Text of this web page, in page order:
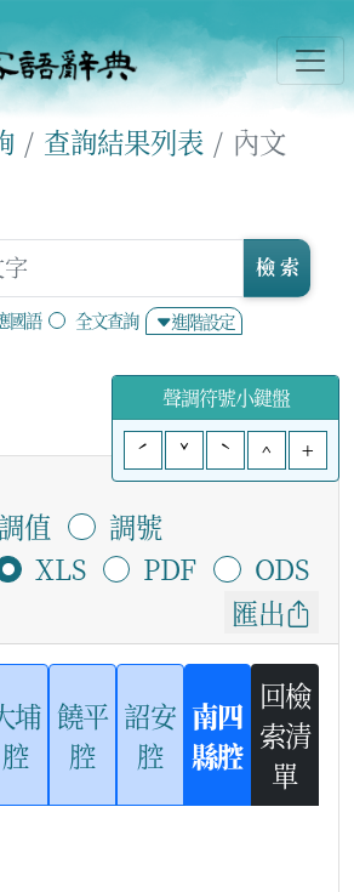
查詢結果列表 內文
國語 全文查詢 進階設定
檢 索
聲調符號小鍵盤
ˊ
ˇ ˋ ^ +
調值
調號
XLS
PDF
ODS
匯出
埔
腔
饒平
腔
詔安
腔
南四
縣腔
回檢
索清
單